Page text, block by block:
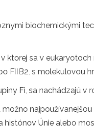
biochemickými
ktorej sa v
FIIB2, s molekulovou
Fi, sa nachádzajú v
Únie alebo